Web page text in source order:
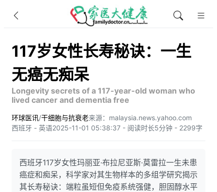
117岁女性长寿秘诀：一生
无癌无痴呆
Longevity secrets of a 117-year-old woman who
lived cancer and dementia free
环球医讯/干细胞与抗衰老来源：malaysia.news.yahoo.com
西班牙 - 英语2025-11-01 05:38:37 - 阅读时长5分钟 - 2299字
西班牙117岁女性玛丽亚·布拉尼亚斯·莫雷拉一生未患
癌症和痴呆，科学家对其生物样本的多组学研究揭示
其长寿秘诀：端粒虽短但免疫系统强健，胆固醇水平